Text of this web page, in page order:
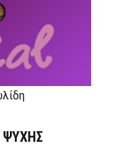
ΨΥΧΗΣ